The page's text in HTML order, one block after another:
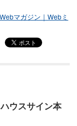
マガジン｜Webミ
ハウスサイン本